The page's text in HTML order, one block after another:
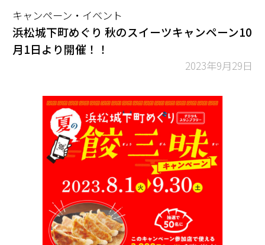
キャンペーン・イベント
浜松城下町めぐり 秋のスイーツキャンペーン10
月1日より開催！！
2023年9月29日